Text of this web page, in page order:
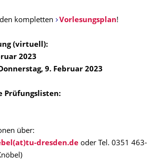
kompletten Vorlesungsplan!
(virtuell):
2023
9. Februar 2023
Prüfungslisten:
über:
dresden.deoder Tel. 0351 463-